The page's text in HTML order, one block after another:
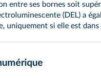
entre ses bornes soit
(DEL) a
uniquement si elle est dans